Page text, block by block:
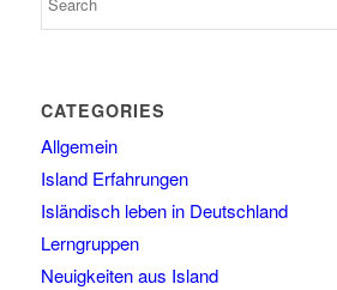
CATEGORIES
Allgemein
Island Erfahrungen
Isländisch leben in Deutschland
Lerngruppen
Neuigkeiten aus Island